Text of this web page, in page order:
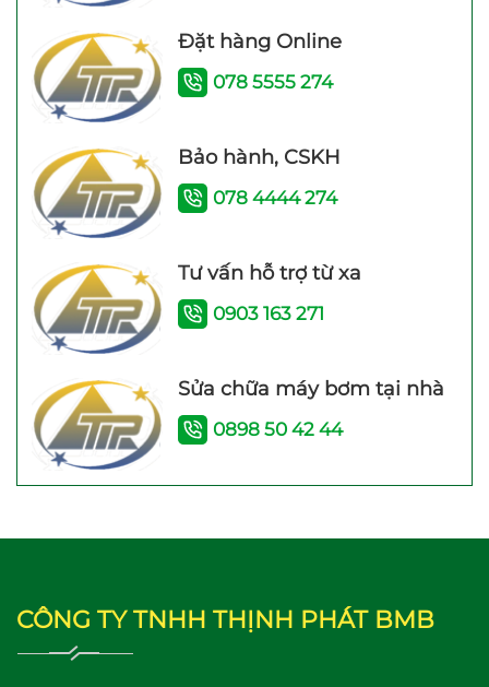
đẩy cao Samico 200w
tốt nhất hiện nay
Máy bơm tăng áp điện
tử TITANPRO 200A –
200W Bảo hành 26
Tháng
200A (200w) Bảo hành
Đặt hàng Online
078 5555 274
Bảo hành, CSKH
078 4444 274
Tư vấn hỗ trợ từ xa
0903 163 271
Sửa chữa máy bơm tại nhà
0898 50 42 44
CÔNG TY TNHH THỊNH PHÁT BMB